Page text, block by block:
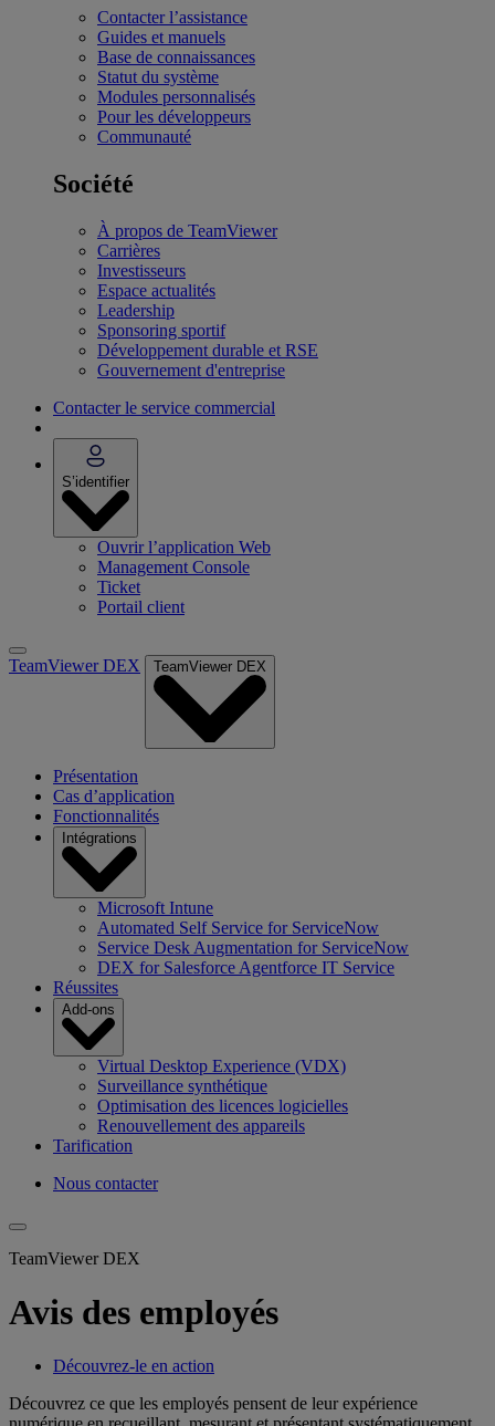
Contacter l’assistance
Guides et manuels
Base de connaissances
Statut du système
Modules personnalisés
Pour les développeurs
Communauté
Société
À propos de TeamViewer
Carrières
Investisseurs
Espace actualités
Leadership
Sponsoring sportif
Développement durable et RSE
Gouvernement d'entreprise
Contacter le service commercial
S’identifier
Ouvrir l’application Web
Management Console
Ticket
Portail client
TeamViewer DEX TeamViewer DEX
Présentation
Cas d’application
Fonctionnalités
Intégrations
Microsoft Intune
Automated Self Service for ServiceNow
Service Desk Augmentation for ServiceNow
DEX for Salesforce Agentforce IT Service
Réussites
Add-ons
Virtual Desktop Experience (VDX)
Surveillance synthétique
Optimisation des licences logicielles
Renouvellement des appareils
Tarification
Nous contacter
TeamViewer DEX
Avis des employés
Découvrez-le en action
Découvrez ce que les employés pensent de leur expérience